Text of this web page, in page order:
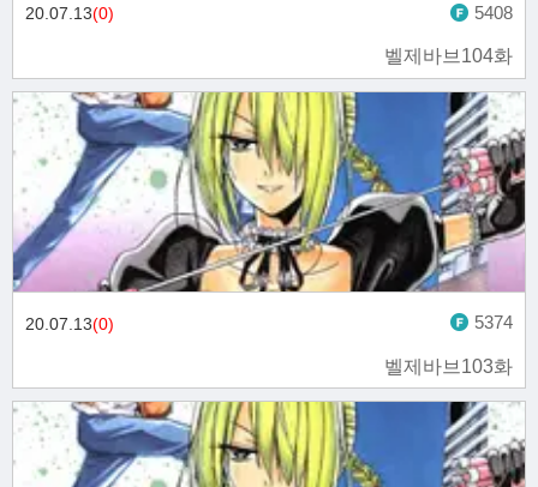
벨제바브104화
20.07.13(0) 5408
벨제바브103화
20.07.13(0) 5374